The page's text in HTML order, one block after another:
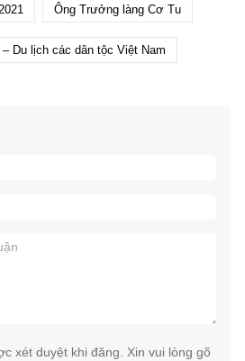
Ông Trưởng làng Cơ Tu
– Du lịch các dân tộc Việt Nam
xét duyệt khi đăng. Xin vui lòng gõ